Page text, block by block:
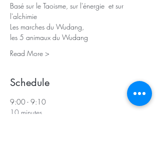
Basé sur le Taoisme, sur l'énergie  et sur
l'alchimie
Les marches du Wudang,
les 5 animaux du Wudang
Read More >
Schedule
9:00 - 9:10
10 minutes